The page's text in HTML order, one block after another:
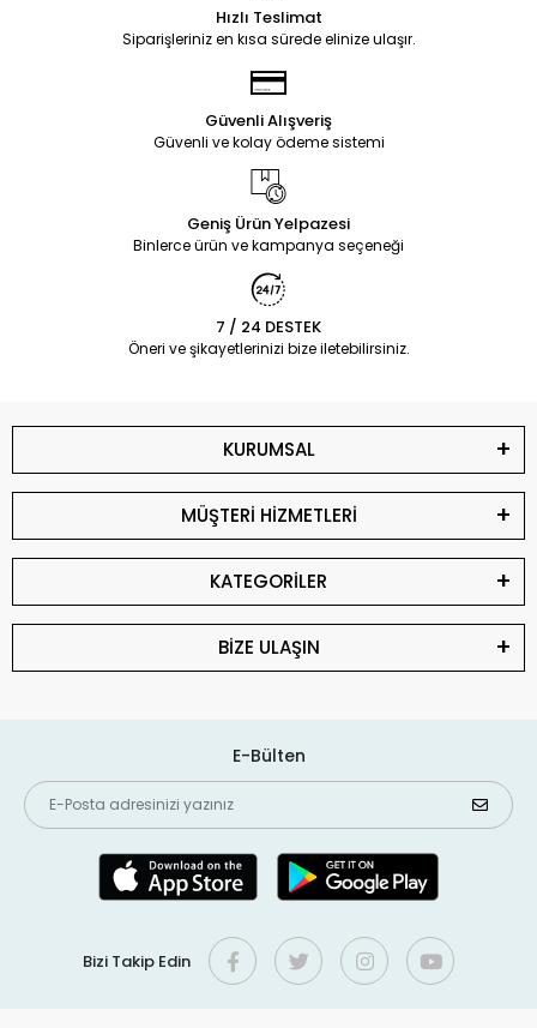
Hızlı Teslimat
Siparişleriniz en kısa sürede elinize ulaşır.
Güvenli Alışveriş
Güvenli ve kolay ödeme sistemi
Geniş Ürün Yelpazesi
Binlerce ürün ve kampanya seçeneği
7 / 24 DESTEK
Öneri ve şikayetlerinizi bize iletebilirsiniz.
KURUMSAL
MÜŞTERİ HİZMETLERİ
KATEGORİLER
BİZE ULAŞIN
E-Bülten
Bizi Takip Edin